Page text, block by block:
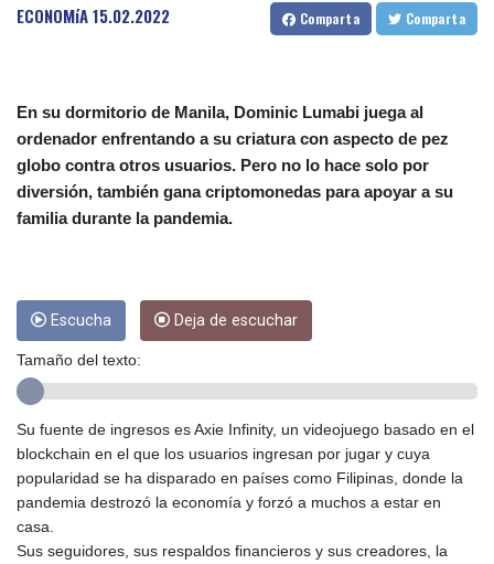
CLP 913.315746
CNY 6.747604
3142.844787
CRC 453.228387
CUC 1
CUP 26.5
CVE 95.372573
ETB 160.923669
EUR 0.86495
FKP 0.74148
GBP 0.742583
GGP 0.74148
ECONOMíA15.02.2022 Comparta Comparta
En su dormitorio de Manila, Dominic Lumabi juega al
ordenador enfrentando a su criatura con aspecto de pez
globo contra otros usuarios. Pero no lo hace solo por
diversión, también gana criptomonedas para apoyar a su
familia durante la pandemia.
Escucha Deja de escuchar
Tamaño del texto:
Su fuente de ingresos es Axie Infinity, un videojuego basado en el
blockchain en el que los usuarios ingresan por jugar y cuya
popularidad se ha disparado en países como Filipinas, donde la
pandemia destrozó la economía y forzó a muchos a estar en
casa.
Sus seguidores, sus respaldos financieros y sus creadores, la